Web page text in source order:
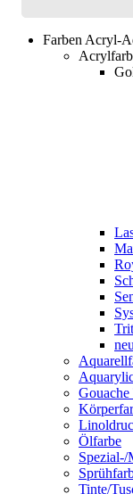
Farben Acryl-
Gouache
Ölfarbe
Spezial-/
Tinte/